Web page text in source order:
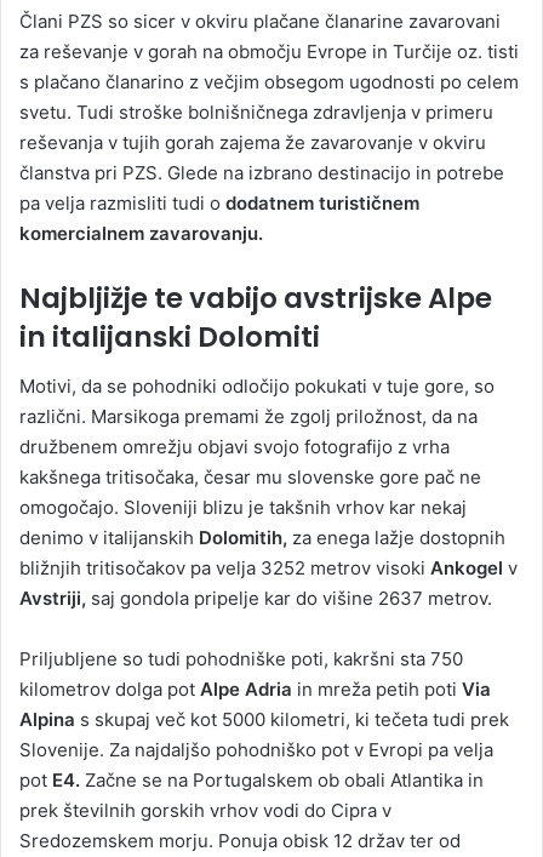
Člani PZS so sicer v okviru plačane članarine zavarovani
za reševanje v gorah na območju Evrope in Turčije oz. tisti
s plačano članarino z večjim obsegom ugodnosti po celem
svetu. Tudi stroške bolnišničnega zdravljenja v primeru
reševanja v tujih gorah zajema že zavarovanje v okviru
članstva pri PZS. Glede na izbrano destinacijo in potrebe
pa velja razmisliti tudi o dodatnem turističnem
komercialnem zavarovanju.
Najbljižje te vabijo avstrijske Alpe
in italijanski Dolomiti
Motivi, da se pohodniki odločijo pokukati v tuje gore, so
različni. Marsikoga premami že zgolj priložnost, da na
družbenem omrežju objavi svojo fotografijo z vrha
kakšnega tritisočaka, česar mu slovenske gore pač ne
omogočajo. Sloveniji blizu je takšnih vrhov kar nekaj
denimo v italijanskih Dolomitih, za enega lažje dostopnih
bližnjih tritisočakov pa velja 3252 metrov visoki Ankogel v
Avstriji, saj gondola pripelje kar do višine 2637 metrov.
Priljubljene so tudi pohodniške poti, kakršni sta 750
kilometrov dolga pot Alpe Adria in mreža petih poti Via
Alpina s skupaj več kot 5000 kilometri, ki tečeta tudi prek
Slovenije. Za najdaljšo pohodniško pot v Evropi pa velja
pot E4. Začne se na Portugalskem ob obali Atlantika in
prek številnih gorskih vrhov vodi do Cipra v
Sredozemskem morju. Ponuja obisk 12 držav ter od